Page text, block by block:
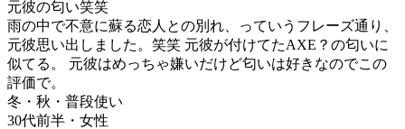
元彼の匂い笑笑
雨の中で不意に蘇る恋人との別れ、っていうフレーズ通り、
元彼思い出しました。笑笑 元彼が付けてたAXE？の匂いに
似てる。 元彼はめっちゃ嫌いだけど匂いは好きなのでこの
評価で。
冬・秋・普段使い
30代前半 ・ 女性